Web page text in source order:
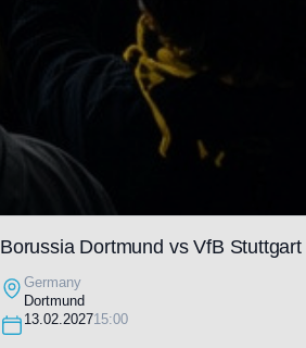
Borussia Dortmund vs VfB Stuttgart
Germany
Dortmund
13.02.202715:00